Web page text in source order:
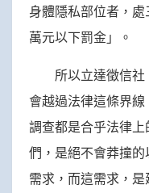
身體隱私部位者，
萬元以下罰金」。
所以立達徵信
會越過法律這條界
調查都是合乎法律
們，是絕不會莽撞
需求，而這需求，